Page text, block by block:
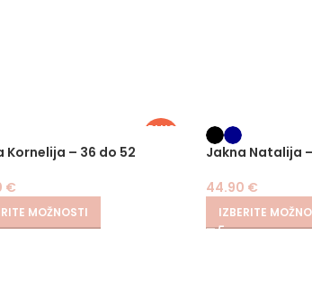
PLUS
Kornelija – 36 do 52
€
MOŽNOSTI
Jakna Natalija
44.90 €
IZBERITE